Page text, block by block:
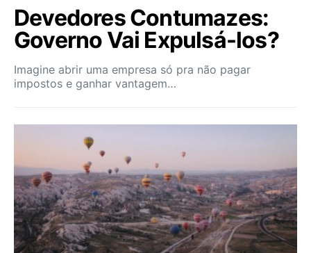
Devedores Contumazes:
Governo Vai Expulsá-los?
Imagine abrir uma empresa só pra não pagar
impostos e ganhar vantagem…